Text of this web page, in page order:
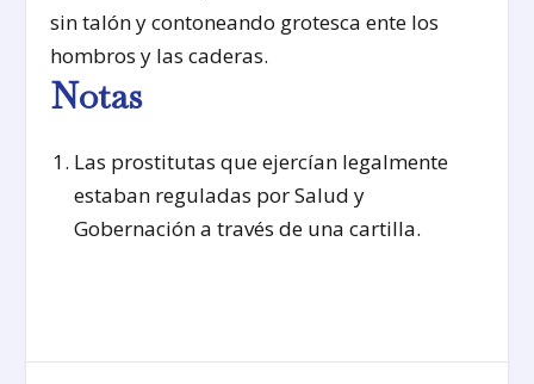
sin talón y contoneando grotesca ente los
hombros y las caderas.
Notas
Las prostitutas que ejercían legalmente
estaban reguladas por Salud y
Gobernación a través de una cartilla.